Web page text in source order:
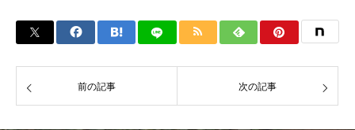
前の記事 次の記事